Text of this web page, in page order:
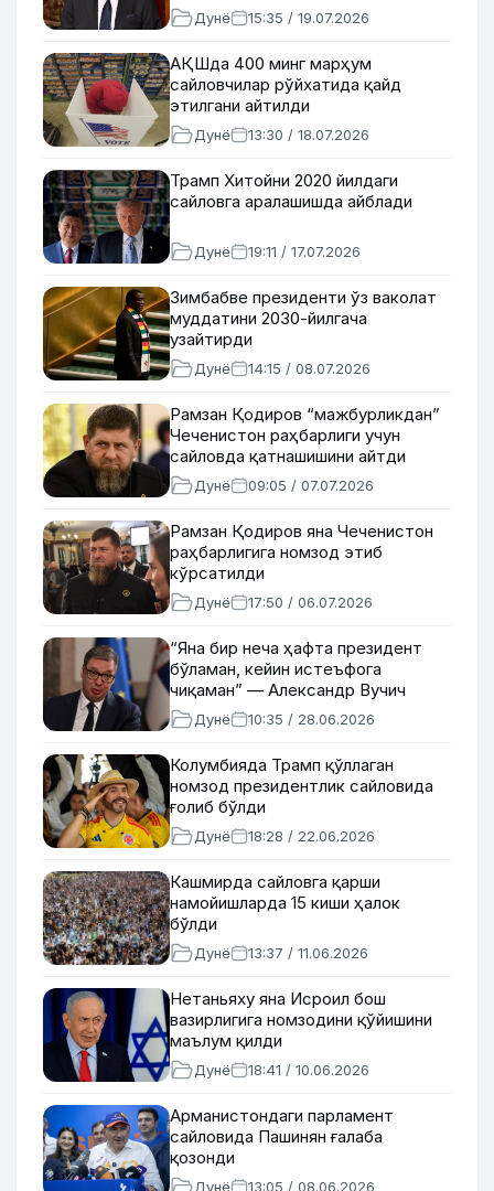
Дунё 15:35 / 19.07.2026
АҚШда 400 минг марҳум
сайловчилар рўйхатида қайд
этилгани айтилди
Дунё 13:30 / 18.07.2026
Трамп Хитойни 2020 йилдаги
сайловга аралашишда айблади
Дунё 19:11 / 17.07.2026
Зимбабве президенти ўз ваколат
муддатини 2030-йилгача
узайтирди
Дунё 14:15 / 08.07.2026
Рамзан Қодиров “мажбурликдан”
Чеченистон раҳбарлиги учун
сайловда қатнашишини айтди
Дунё 09:05 / 07.07.2026
Рамзан Қодиров яна Чеченистон
раҳбарлигига номзод этиб
кўрсатилди
Дунё 17:50 / 06.07.2026
“Яна бир неча ҳафта президент
бўламан, кейин истеъфога
чиқаман” — Александр Вучич
Дунё 10:35 / 28.06.2026
Колумбияда Трамп қўллаган
номзод президентлик сайловида
ғолиб бўлди
Дунё 18:28 / 22.06.2026
Кашмирда сайловга қарши
намойишларда 15 киши ҳалок
бўлди
Дунё 13:37 / 11.06.2026
Нетаньяху яна Исроил бош
вазирлигига номзодини қўйишини
маълум қилди
Дунё 18:41 / 10.06.2026
Арманистондаги парламент
сайловида Пашинян ғалаба
қозонди
Дунё 13:05 / 08.06.2026